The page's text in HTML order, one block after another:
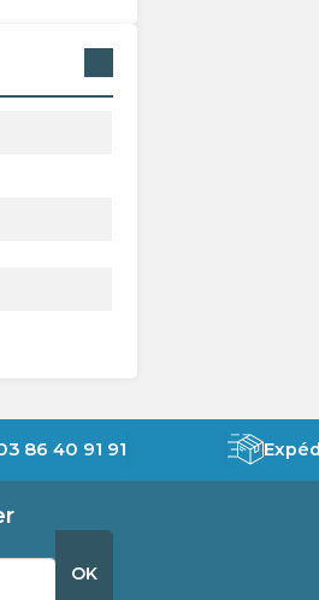
86 40 91 91
OK